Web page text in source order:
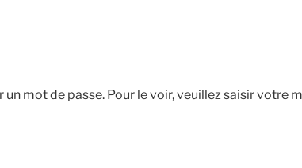
mot de passe. Pour le voir, veuillez saisir votre